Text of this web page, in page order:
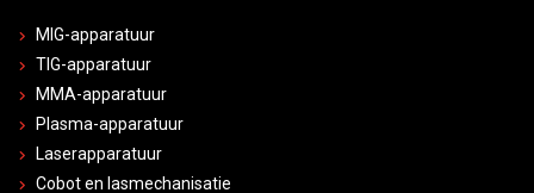
MIG-apparatuur
TIG-apparatuur
MMA-apparatuur
Plasma-apparatuur
Laserapparatuur
Cobot en lasmechanisatie